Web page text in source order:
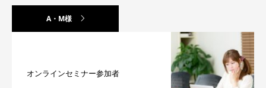
A・M様
オンラインセミナー参加者